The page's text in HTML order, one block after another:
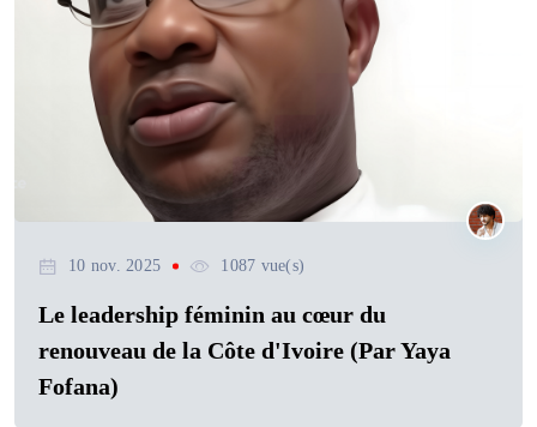
10 nov. 2025 1087 vue(s)
Le leadership féminin au cœur du
renouveau de la Côte d'Ivoire (Par Yaya
Fofana)